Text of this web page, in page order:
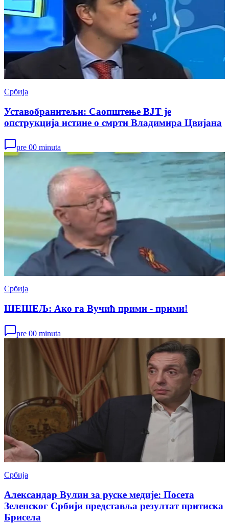
Србија
Уставобранитељи: Саопштење ВЈТ је
опструкција истине о смрти Владимира Цвијана
pre 00 minuta
Србија
ШЕШЕЉ: Ако га Вучић прими - прими!
pre 00 minuta
Србија
Александар Вулин за руске медије: Посета
Зеленског Србији представља резултат притиска
Брисела